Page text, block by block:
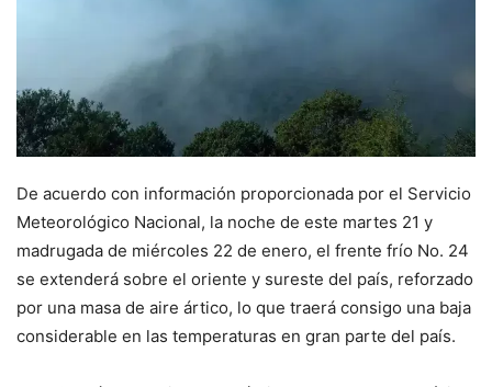
De acuerdo con información proporcionada por el Servicio
Meteorológico Nacional, la noche de este martes 21 y
madrugada de miércoles 22 de enero, el frente frío No. 24
se extenderá sobre el oriente y sureste del país, reforzado
por una masa de aire ártico, lo que traerá consigo una baja
considerable en las temperaturas en gran parte del país.